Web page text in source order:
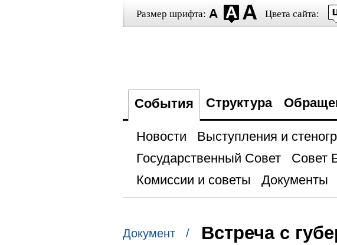
Размер шрифта: Цвета сайта:
События Структура
Новости Выступления и
Государственный Совет
Совет
Комиссии и советы
Документы
Документ /
Встреча с